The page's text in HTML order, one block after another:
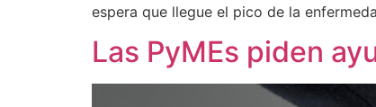
espera que llegue el pico de la
Las PyMEs piden